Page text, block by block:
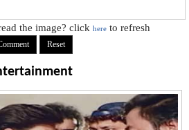
the image? clickhere to refresh